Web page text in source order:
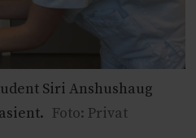
Siri Anshushaug
Foto: Privat